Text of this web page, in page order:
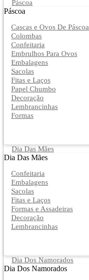
Páscoa
Páscoa
Cascas e Ovos De Páscoa
Colombas
Confeitaria
Embrulhos Para Ovos
Embalagens
Sacolas
Fitas e Laços
Papel Chumbo
Decoração
Lembrancinhas
Formas
Dia Das Mães
Dia Das Mães
Confeitaria
Embalagens
Sacolas
Fitas e Laços
Formas e Assadeiras
Decoração
Lembrancinhas
Dia Dos Namorados
Dia Dos Namorados